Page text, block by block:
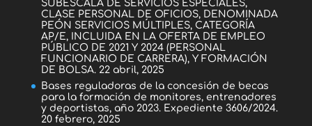
SUBESCALA DE SERVICIOS ESPECIALES,
CLASE PERSONAL DE OFICIOS, DENOMINADA
PEÓN SERVICIOS MÚLTIPLES, CATEGORÍA
AP/E, INCLUIDA EN LA OFERTA DE EMPLEO
PÚBLICO DE 2021 Y 2024 (PERSONAL
FUNCIONARIO DE CARRERA), Y FORMACIÓN
DE BOLSA. 22 abril, 2025
Bases reguladoras de la concesión de becas
para la formación de monitores, entrenadores
y deportistas, año 2023. Expediente 3606/2024.
20 febrero, 2025